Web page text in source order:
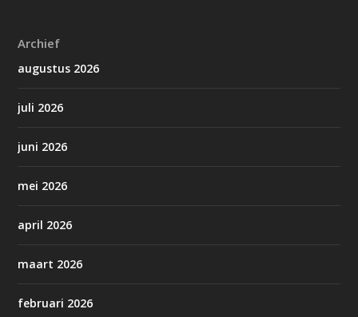
Archief
augustus 2026
juli 2026
juni 2026
mei 2026
april 2026
maart 2026
februari 2026